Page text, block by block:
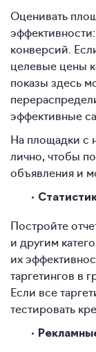
Оценивать
конверсий.
целевые цены
показы здесь
эффективные
На площадки с
лично, чтобы
объявления и
Постройте
и другим
их
таргетингов в
Если все
тестировать